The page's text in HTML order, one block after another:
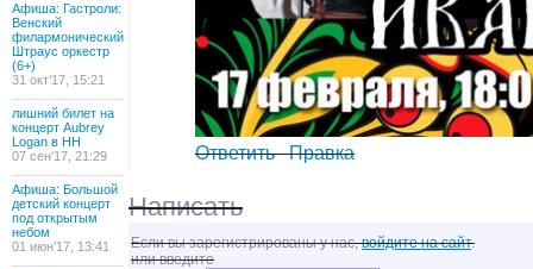
Афиша: Гастроли:
Венский
филармонический
Штраус оркестр
(6+)
31 окт’17, 15:21
лишний билет на
концерт Aubrey
Logan в НН
07 сен’17, 21:29
Афиша: Большой
детский концерт
под открытым
небом
01 июн’17, 13:41
Ответить Правка
Написать
Если вы зарегистрированы у нас,войдите на сайт.
или введите